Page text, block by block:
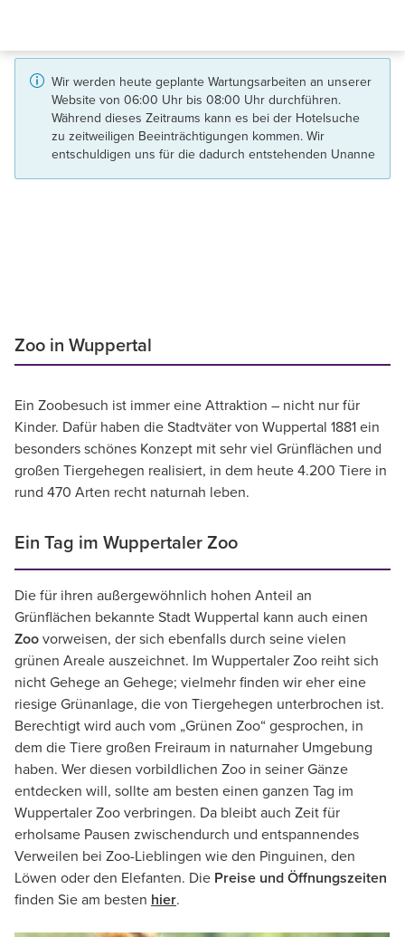
Wir werden heute geplante Wartungsarbeiten an unserer
Website von 06:00 Uhr bis 08:00 Uhr durchführen.
Während dieses Zeitraums kann es bei der Hotelsuche
zu zeitweiligen Beeinträchtigungen kommen. Wir
entschuldigen uns für die dadurch entstehenden Unanne
Zoo in Wuppertal
Ein Zoobesuch ist immer eine Attraktion – nicht nur für
Kinder. Dafür haben die Stadtväter von Wuppertal 1881 ein
besonders schönes Konzept mit sehr viel Grünflächen und
großen Tiergehegen realisiert, in dem heute 4.200 Tiere in
rund 470 Arten recht naturnah leben.
Ein Tag im Wuppertaler Zoo
Die für ihren außergewöhnlich hohen Anteil an
Grünflächen bekannte Stadt Wuppertal kann auch einen
Zoo vorweisen, der sich ebenfalls durch seine vielen
grünen Areale auszeichnet. Im Wuppertaler Zoo reiht sich
nicht Gehege an Gehege; vielmehr finden wir eher eine
riesige Grünanlage, die von Tiergehegen unterbrochen ist.
Berechtigt wird auch vom „Grünen Zoo“ gesprochen, in
dem die Tiere großen Freiraum in naturnaher Umgebung
haben. Wer diesen vorbildlichen Zoo in seiner Gänze
entdecken will, sollte am besten einen ganzen Tag im
Wuppertaler Zoo verbringen. Da bleibt auch Zeit für
erholsame Pausen zwischendurch und entspannendes
Verweilen bei Zoo-Lieblingen wie den Pinguinen, den
Löwen oder den Elefanten. Die Preise und Öffnungszeiten
finden Sie am besten hier.